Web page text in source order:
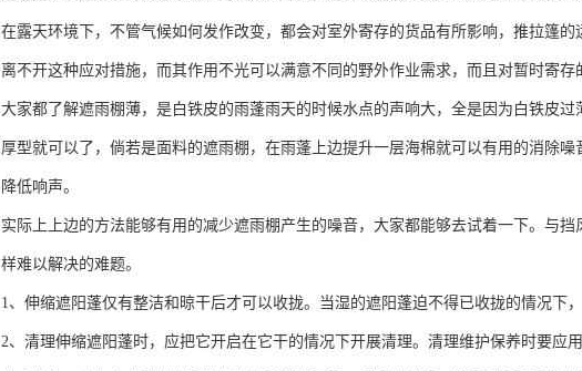
在露天环境下，不管气候如何发作改变，都会对室外寄存的货品有所影响，推拉篷
离不开这种应对措施，而其作用不光可以满意不同的野外作业需求，而且对暂时寄
大家都了解遮雨棚薄，是白铁皮的雨蓬雨天的时候水点的声响大，全是因为白铁皮
厚型就可以了，倘若是面料的遮雨棚，在雨蓬上边提升一层海棉就可以有用的消除
降低响声。
实际上上边的方法能够有用的减少遮雨棚产生的噪音，大家都能够去试着一下。与
样难以解决的难题。
1、伸缩遮阳蓬仅有整洁和晾干后才可以收拢。当湿的遮阳蓬迫不得已收拢的情况下
2、清理伸缩遮阳蓬时，应把它开启在它干的情况下开展清理。清理维护保养时要应